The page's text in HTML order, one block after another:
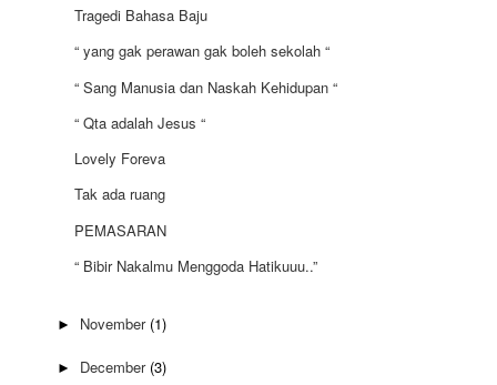
Tragedi Bahasa Baju
“ yang gak perawan gak boleh sekolah “
“ Sang Manusia dan Naskah Kehidupan “
“ Qta adalah Jesus “
Lovely Foreva
Tak ada ruang
PEMASARAN
“ Bibir Nakalmu Menggoda Hatikuuu..”
► November (1)
► December (3)